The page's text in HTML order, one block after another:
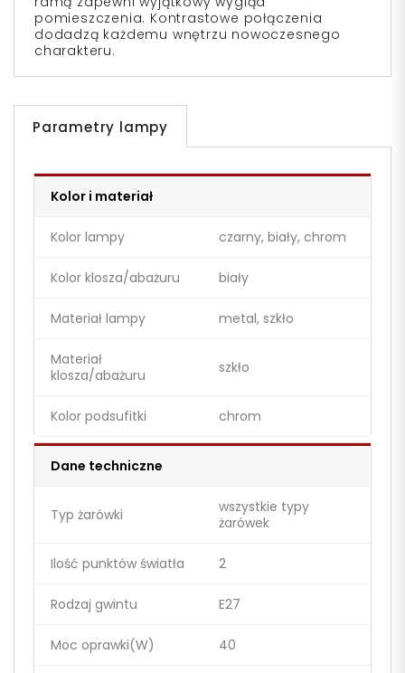
pomieszczenia. Kontrastowe połączenia
dodadzą każdemu wnętrzu nowoczesnego
charakteru.
Parametry lampy
Kolor i materiał
Kolor lampy czarny, biały, chrom
Kolor klosza/abażuru biały
Materiał lampy metal, szkło
Materiał
klosza/abażuru
szkło
Kolor podsufitki chrom
Dane techniczne
Typ żarówki
wszystkie typy
żarówek
Ilość punktów światła 2
Rodzaj gwintu E27
Moc oprawki(W) 40